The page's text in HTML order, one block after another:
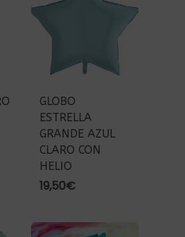
hasta
100,00€
GLOBO
ESTRELLA
GRANDE AZUL
CLARO CON
HELIO
19,50€